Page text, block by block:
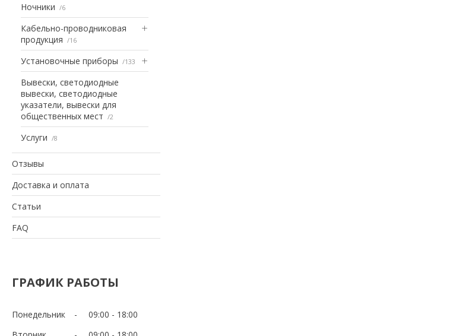
Ночники 6
Кабельно-проводниковая
продукция
16
Установочные приборы 133
Вывески, светодиодные
вывески, светодиодные
указатели, вывески для
общественных мест
2
Услуги 8
Отзывы
Доставка и оплата
Статьи
FAQ
ГРАФИК РАБОТЫ
Понедельник 09:00
18:00